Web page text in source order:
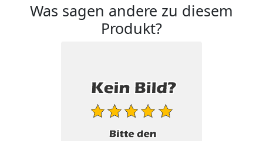
Was sagen andere zu diesem
Produkt?